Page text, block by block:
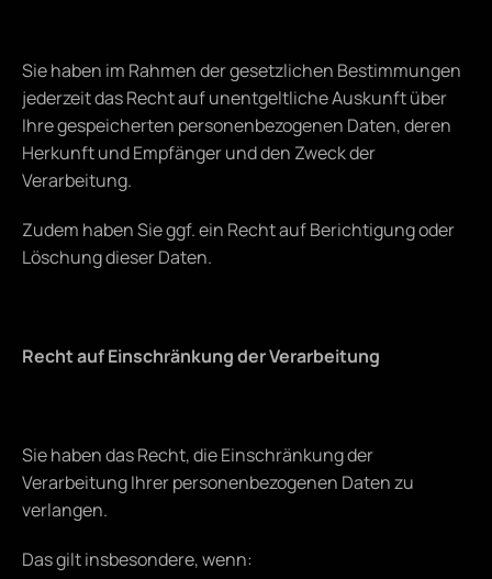
Sie haben im Rahmen der gesetzlichen Bestimmungen
jederzeit das Recht auf unentgeltliche Auskunft über
Ihre gespeicherten personenbezogenen Daten, deren
Herkunft und Empfänger und den Zweck der
Verarbeitung.
Zudem haben Sie ggf. ein Recht auf Berichtigung oder
Löschung dieser Daten.
Recht auf Einschränkung der Verarbeitung
Sie haben das Recht, die Einschränkung der
Verarbeitung Ihrer personenbezogenen Daten zu
verlangen.
Das gilt insbesondere, wenn: